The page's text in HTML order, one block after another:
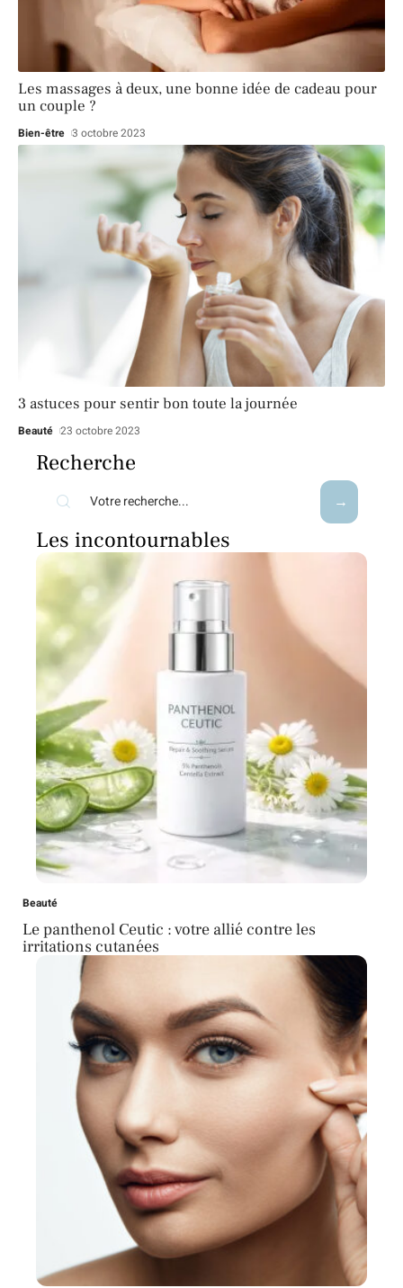
Les massages à deux, une bonne idée de cadeau pour
un couple ?
Bien-être 3 octobre 2023
3 astuces pour sentir bon toute la journée
Beauté 23 octobre 2023
Recherche
Les incontournables
Beauté
Le panthenol Ceutic : votre allié contre les
irritations cutanées